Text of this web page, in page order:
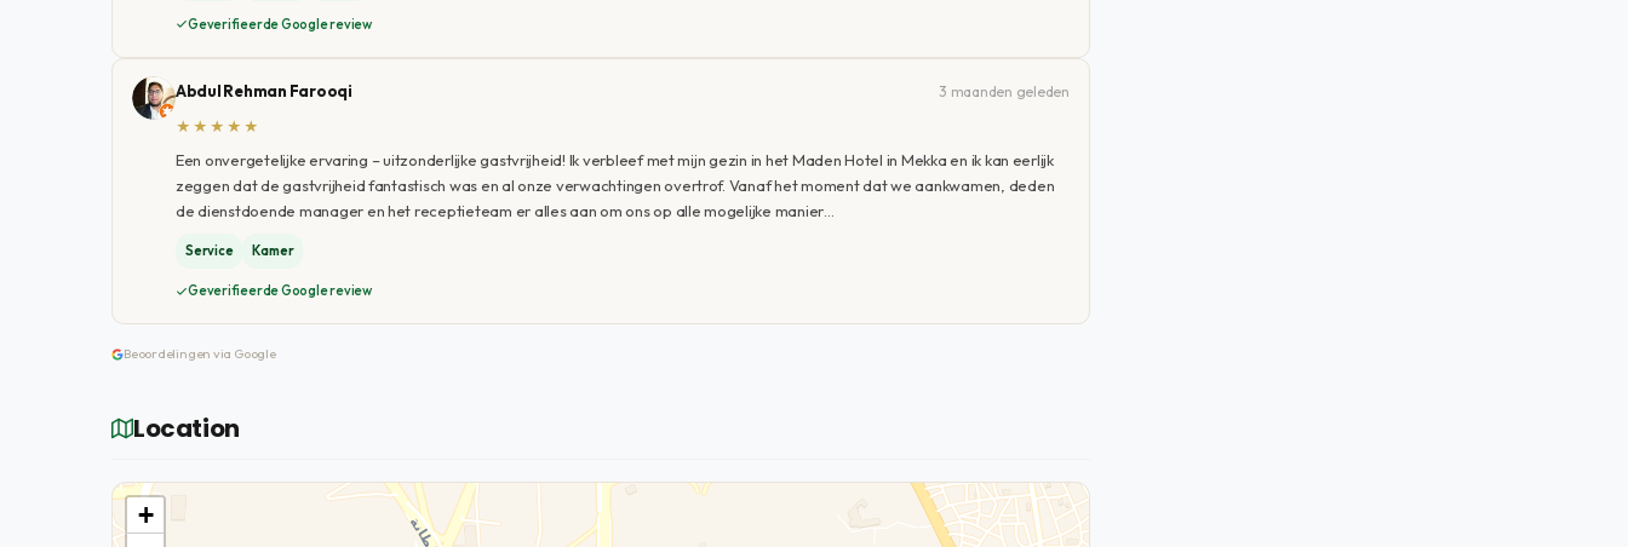
Geverifieerde Google review
Abdul Rehman Farooqi
3 maanden geleden
★★★★★
Een onvergetelijke ervaring – uitzonderlijke gastvrijheid! Ik verbleef met mijn gezin in het Maden Hotel in Mekka en ik kan eerlijk
zeggen dat de gastvrijheid fantastisch was en al onze verwachtingen overtrof. Vanaf het moment dat we aankwamen, deden
de dienstdoende manager en het receptieteam er alles aan om ons op alle mogelijke manier…
Service Kamer
Geverifieerde Google review
Beoordelingen via Google
Location
+